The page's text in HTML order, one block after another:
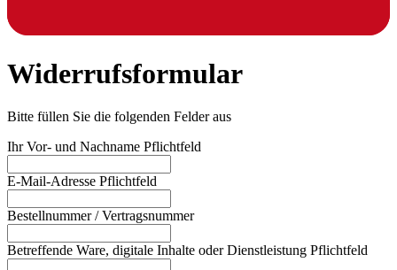
Widerrufsformular
Bitte füllen Sie die folgenden Felder aus
Ihr Vor- und Nachname Pflichtfeld
E-Mail-Adresse Pflichtfeld
Bestellnummer / Vertragsnummer
Betreffende Ware, digitale Inhalte oder Dienstleistung Pflichtfeld